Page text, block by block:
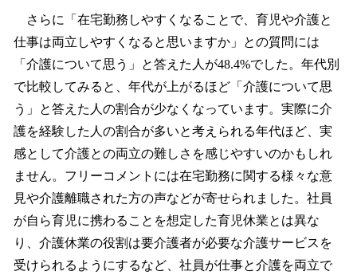
さらに「在宅勤務しやすくなることで、育児や介護と
仕事は両立しやすくなると思いますか」との質問には
「介護について思う」と答えた人が48.4%でした。年代別
で比較してみると、年代が上がるほど「介護について思
う」と答えた人の割合が少なくなっています。実際に介
護を経験した人の割合が多いと考えられる年代ほど、実
感として介護との両立の難しさを感じやすいのかもしれ
ません。フリーコメントには在宅勤務に関する様々な意
見や介護離職された方の声などが寄せられました。社員
が自ら育児に携わることを想定した育児休業とは異な
り、介護休業の役割は要介護者が必要な介護サービスを
受けられるようにするなど、社員が仕事と介護を両立で